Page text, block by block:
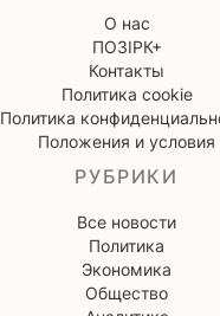
О нас
ПОЗІРК+
Контакты
Политика cookie
Политика
Положения и условия
РУБРИКИ
Все новости
Политика
Экономика
Общество